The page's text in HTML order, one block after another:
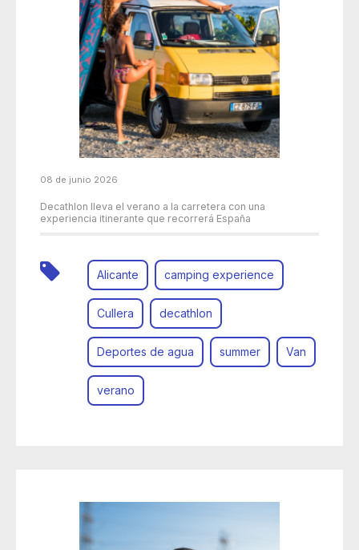
08 de junio 2026
Decathlon lleva el verano a la carretera con una
experiencia itinerante que recorrerá España
Alicante camping experience
Cullera decathlon
Deportes de agua summer Van
verano